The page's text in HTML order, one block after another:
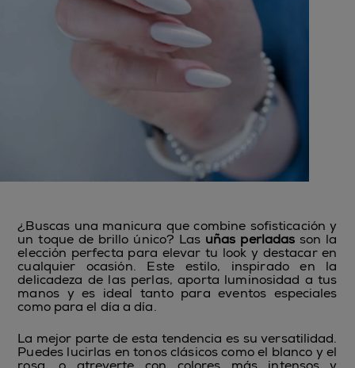
¿Buscas una manicura que combine sofisticación y
un toque de brillo único? Las uñas perladas son la
elección perfecta para elevar tu look y destacar en
cualquier ocasión. Este estilo, inspirado en la
delicadeza de las perlas, aporta luminosidad a tus
manos y es ideal tanto para eventos especiales
como para el día a día.
La mejor parte de esta tendencia es su versatilidad.
Puedes lucirlas en tonos clásicos como el blanco y el